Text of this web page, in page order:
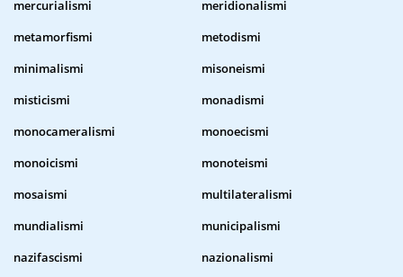
mercurialismi
meridionalismi
metamorfismi
metodismi
minimalismi
misoneismi
misticismi
monadismi
monocameralismi
monoecismi
monoicismi
monoteismi
mosaismi
multilateralismi
mundialismi
municipalismi
nazifascismi
nazionalismi